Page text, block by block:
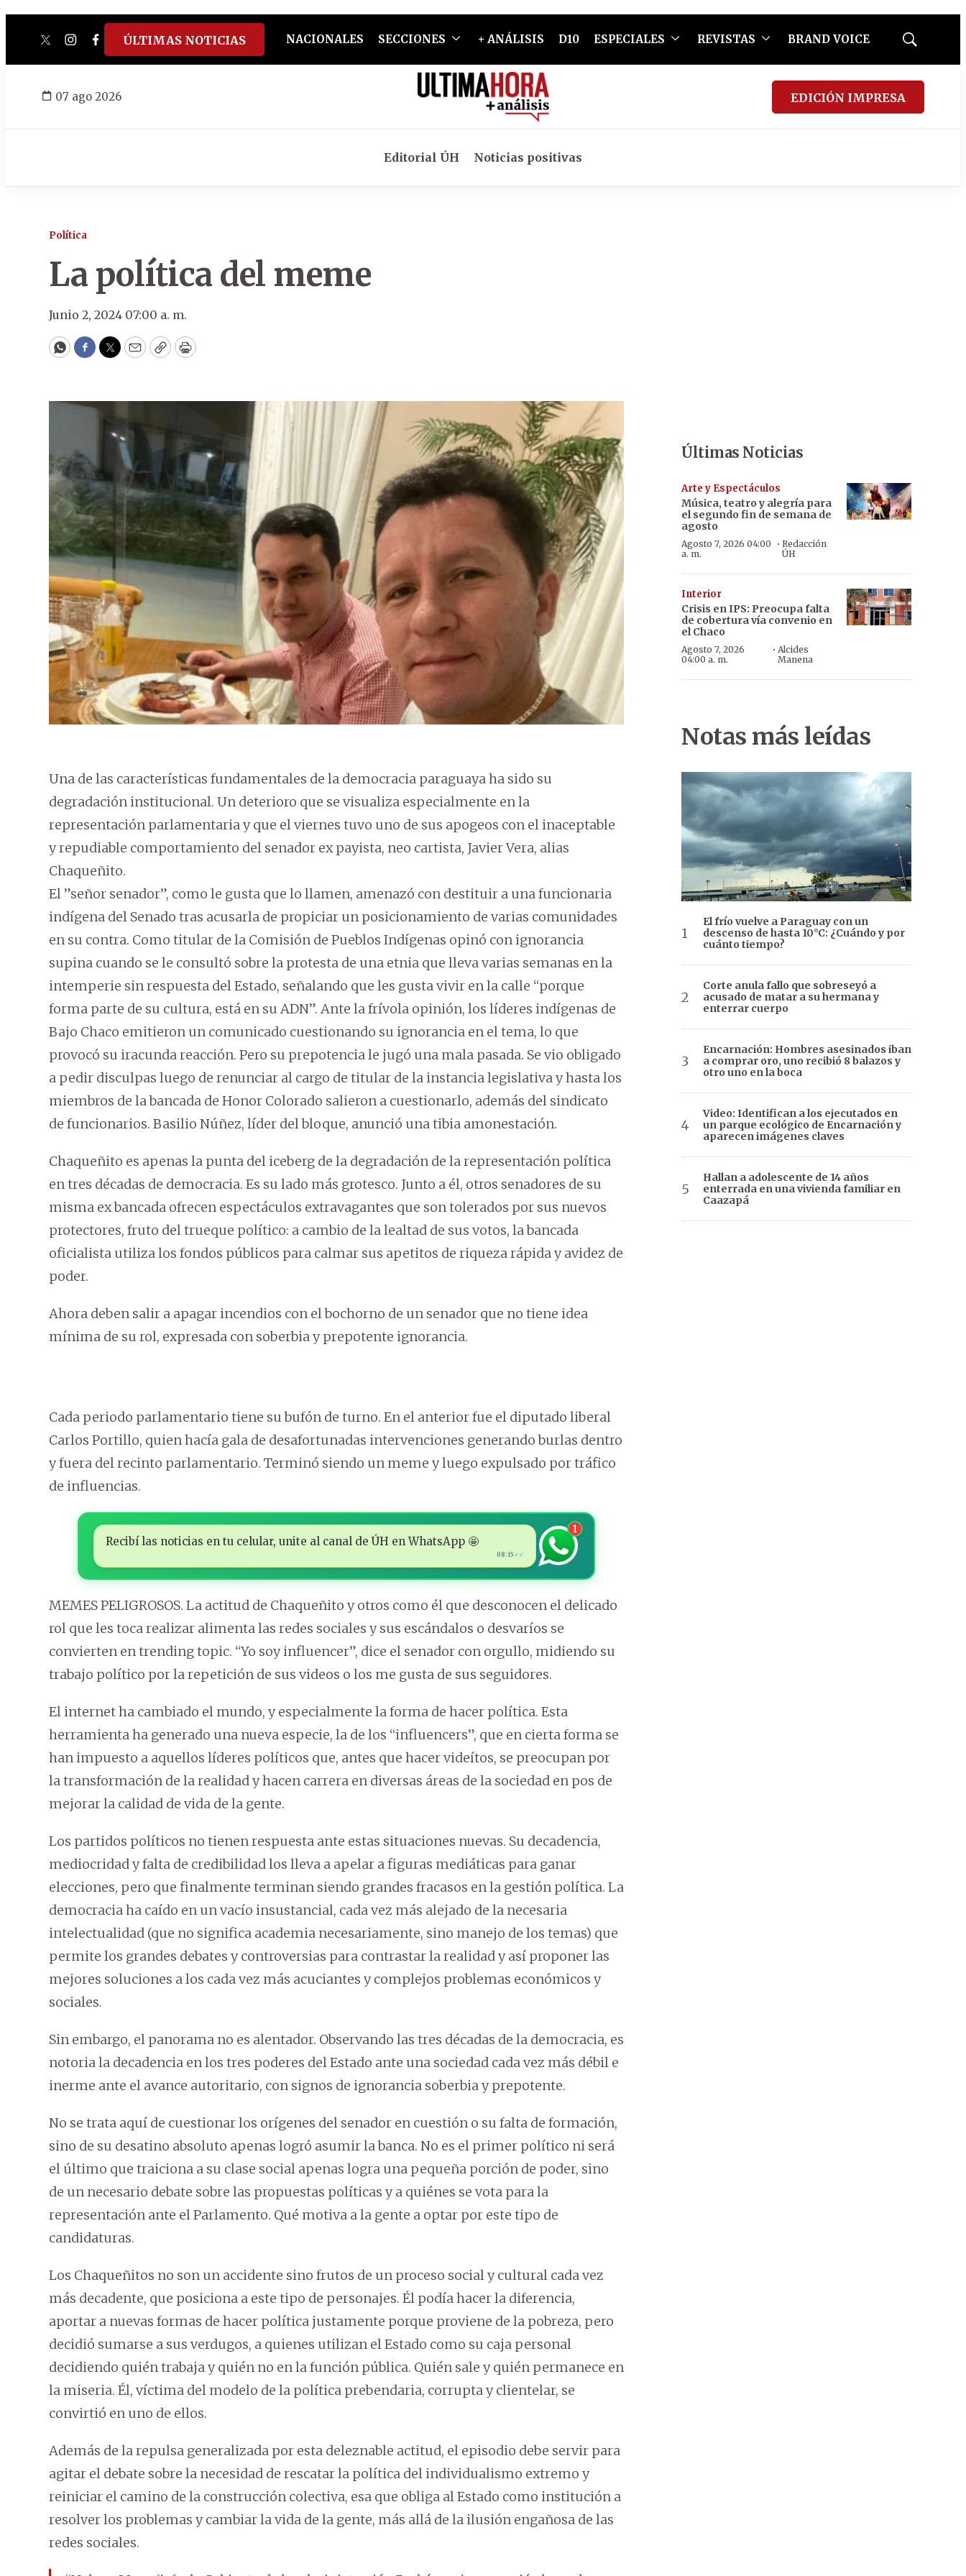
twitterinstagram
facebook
tiktokyoutube
spotify
ÚLTIMAS NOTICIAS NACIONALES SECCIONES + ANÁLISIS D10 ESPECIALES REVISTAS BRAND VOICE
Mostrar
07 ago 2026 EDICIÓN IMPRESA
Editorial ÚH Noticias positivas
Política
La política del meme
Junio 2, 2024 07:00 a. m.
WhatsApp
Facebook
Twitter
EmailCopyPrint
Una de las características fundamentales de la democracia paraguaya ha sido su
degradación institucional. Un deterioro que se visualiza especialmente en la
representación parlamentaria y que el viernes tuvo uno de sus apogeos con el inaceptable
y repudiable comportamiento del senador ex payista, neo cartista, Javier Vera, alias
Chaqueñito.
El ”señor senador”, como le gusta que lo llamen, amenazó con destituir a una funcionaria
indígena del Senado tras acusarla de propiciar un posicionamiento de varias comunidades
en su contra. Como titular de la Comisión de Pueblos Indígenas opinó con ignorancia
supina cuando se le consultó sobre la protesta de una etnia que lleva varias semanas en la
intemperie sin respuesta del Estado, señalando que les gusta vivir en la calle “porque
forma parte de su cultura, está en su ADN”. Ante la frívola opinión, los líderes indígenas de
Bajo Chaco emitieron un comunicado cuestionando su ignorancia en el tema, lo que
provocó su iracunda reacción. Pero su prepotencia le jugó una mala pasada. Se vio obligado
a pedir disculpas luego de renunciar al cargo de titular de la instancia legislativa y hasta los
miembros de la bancada de Honor Colorado salieron a cuestionarlo, además del sindicato
de funcionarios. Basilio Núñez, líder del bloque, anunció una tibia amonestación.
Chaqueñito es apenas la punta del iceberg de la degradación de la representación política
en tres décadas de democracia. Es su lado más grotesco. Junto a él, otros senadores de su
misma ex bancada ofrecen espectáculos extravagantes que son tolerados por sus nuevos
protectores, fruto del trueque político: a cambio de la lealtad de sus votos, la bancada
oficialista utiliza los fondos públicos para calmar sus apetitos de riqueza rápida y avidez de
poder.
Ahora deben salir a apagar incendios con el bochorno de un senador que no tiene idea
mínima de su rol, expresada con soberbia y prepotente ignorancia.
Cada periodo parlamentario tiene su bufón de turno. En el anterior fue el diputado liberal
Carlos Portillo, quien hacía gala de desafortunadas intervenciones generando burlas dentro
y fuera del recinto parlamentario. Terminó siendo un meme y luego expulsado por tráfico
de influencias.
Recibí las noticias en tu celular, unite al canal de ÚH en WhatsApp 🤩
08:15 ✓✓
1
MEMES PELIGROSOS. La actitud de Chaqueñito y otros como él que desconocen el delicado
rol que les toca realizar alimenta las redes sociales y sus escándalos o desvaríos se
convierten en trending topic. “Yo soy influencer”, dice el senador con orgullo, midiendo su
trabajo político por la repetición de sus videos o los me gusta de sus seguidores.
El internet ha cambiado el mundo, y especialmente la forma de hacer política. Esta
herramienta ha generado una nueva especie, la de los “influencers”, que en cierta forma se
han impuesto a aquellos líderes políticos que, antes que hacer videítos, se preocupan por
la transformación de la realidad y hacen carrera en diversas áreas de la sociedad en pos de
mejorar la calidad de vida de la gente.
Los partidos políticos no tienen respuesta ante estas situaciones nuevas. Su decadencia,
mediocridad y falta de credibilidad los lleva a apelar a figuras mediáticas para ganar
elecciones, pero que finalmente terminan siendo grandes fracasos en la gestión política. La
democracia ha caído en un vacío insustancial, cada vez más alejado de la necesaria
intelectualidad (que no significa academia necesariamente, sino manejo de los temas) que
permite los grandes debates y controversias para contrastar la realidad y así proponer las
mejores soluciones a los cada vez más acuciantes y complejos problemas económicos y
sociales.
Sin embargo, el panorama no es alentador. Observando las tres décadas de la democracia, es
notoria la decadencia en los tres poderes del Estado ante una sociedad cada vez más débil e
inerme ante el avance autoritario, con signos de ignorancia soberbia y prepotente.
No se trata aquí de cuestionar los orígenes del senador en cuestión o su falta de formación,
sino de su desatino absoluto apenas logró asumir la banca. No es el primer político ni será
el último que traiciona a su clase social apenas logra una pequeña porción de poder, sino
de un necesario debate sobre las propuestas políticas y a quiénes se vota para la
representación ante el Parlamento. Qué motiva a la gente a optar por este tipo de
candidaturas.
Los Chaqueñitos no son un accidente sino frutos de un proceso social y cultural cada vez
más decadente, que posiciona a este tipo de personajes. Él podía hacer la diferencia,
aportar a nuevas formas de hacer política justamente porque proviene de la pobreza, pero
decidió sumarse a sus verdugos, a quienes utilizan el Estado como su caja personal
decidiendo quién trabaja y quién no en la función pública. Quién sale y quién permanece en
la miseria. Él, víctima del modelo de la política prebendaria, corrupta y clientelar, se
convirtió en uno de ellos.
Además de la repulsa generalizada por esta deleznable actitud, el episodio debe servir para
agitar el debate sobre la necesidad de rescatar la política del individualismo extremo y
reiniciar el camino de la construcción colectiva, esa que obliga al Estado como institución a
resolver los problemas y cambiar la vida de la gente, más allá de la ilusión engañosa de las
redes sociales.
Últimas Noticias
Arte y Espectáculos
Música, teatro y alegría para
el segundo fin de semana de
agosto
Agosto 7, 2026 04:00
a. m.
· Redacción
ÚH
Interior
Crisis en IPS: Preocupa falta
de cobertura vía convenio en
el Chaco
Agosto 7, 2026
04:00 a. m.
·Alcides
Manena
Notas más leídas
El frío vuelve a Paraguay con un
descenso de hasta 10°C: ¿Cuándo y por
cuánto tiempo?
Corte anula fallo que sobreseyó a
acusado de matar a su hermana y
enterrar cuerpo
Encarnación: Hombres asesinados iban
a comprar oro, uno recibió 8 balazos y
otro uno en la boca
Video: Identifican a los ejecutados en
un parque ecológico de Encarnación y
aparecen imágenes claves
Hallan a adolescente de 14 años
enterrada en una vivienda familiar en
Caazapá